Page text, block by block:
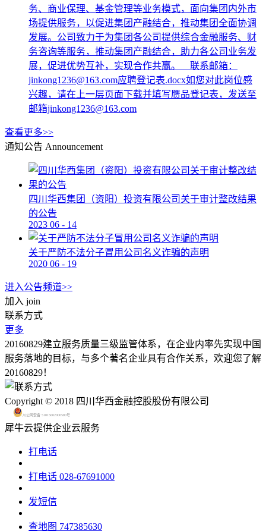
务、商业保理、基金管理等业务模式，面向集团内外市
场提供服务，以促进集团产融结合，推动集团全面协调
发展。公司致力于为集团各公司提供综合金融服务、财
务咨询等服务，推动集团产融结合，助力各公司业务发
展，促进优势互补，实现合作共赢。 联系邮箱：
jinkong1236@163.com应聘登记表.docx如您对此岗位感
兴趣，请在上一层页面下载并填写赝品登记表，发送至
邮箱jinkong1236@163.com
查看更多>>
通知公告 Announcement
四川华西集团（资阳）投资有限公司关于审计整改结果
的公告
2023 06 - 14
关于严防不法分子冒用公司名义诈骗的声明
2020 06 - 19
进入公告频道>>
加入 join
联系方式
更多
20160829建立服务质量三级监管体系，在企业内率先实现中国
服务落地的目标，与多个著名企业具有合作关系，欢迎您了解
20160829！
Copyright © 2018 四川华西金融控股股份有限公司
川公网安备 51015602000580号
犀牛云提供企业云服务
打电话
打电话 028-67691000
发短信
查地图 747385630